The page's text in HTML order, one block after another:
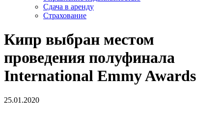
Сдача в аренду
Страхование
Кипр выбран местом
проведения полуфинала
International Emmy Awards
25.01.2020